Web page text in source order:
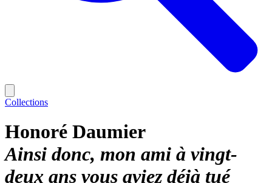
Collections
Honoré Daumier
Ainsi donc, mon ami à vingt-
deux ans vous aviez déjà tué